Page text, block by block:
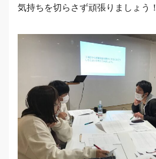
気持ちを切らさず頑張りましょう！